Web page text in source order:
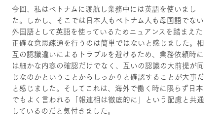
今回、私はベトナムに渡航し業務中には英語を使いまし
た。しかし、そこでは日本人もベトナム人も母国語でない
外国語として英語を使っているためニュアンスを踏まえた
正確な意思疎通を行うのは簡単ではないと感じました。相
互の認識違いによるトラブルを避けるため、業務依頼時に
は細かな内容の確認だけでなく、互いの認識の大前提が同
じなのかということからしっかりと確認することが大事だ
と感じました。そしてこれは、海外で働く時に限らず日本
でもよく言われる「報連相は徹底的に」という配慮と共通
しているのだと気付きました。